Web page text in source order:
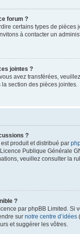
forum ?
certains types de pièces
à contacter un
jointes ?
avez transférées,
la section des pièces jointes.
?
produit et distribué par
Publique Générale
veuillez consulter la
?
par phpBB Limited. Si
sur notre centre d’idées
et suggérer les vôtres.